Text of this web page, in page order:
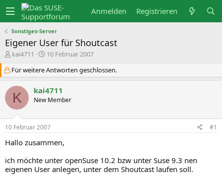
Anmelden Registrieren
Sonstiges-Server
Eigener User für Shoutcast
E
s
t
e
kai4711
E
s
t
l
l
m
10 Februar 2007
Für weitere Antworten geschlossen.
K kai4711
New Member
10 Februar 2007 #1
Hallo zusammen,
ich möchte unter openSuse 10.2 bzw unter Suse 9.3 nen
eigenen User anlegen, unter dem Shoutcast laufen soll.